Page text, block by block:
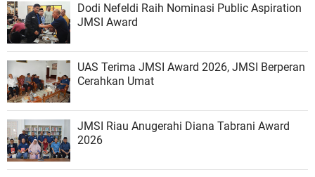
Dodi Nefeldi Raih Nominasi Public Aspiration
JMSI Award
UAS Terima JMSI Award 2026, JMSI Berperan
Cerahkan Umat
JMSI Riau Anugerahi Diana Tabrani Award
2026